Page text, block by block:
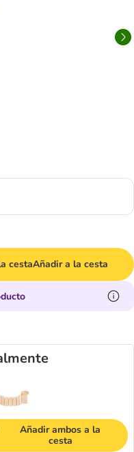
cestaAñadir a la cesta
Añadir ambos a la
cesta